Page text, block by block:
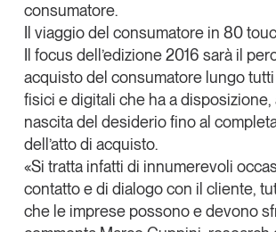
La nostra newsletter nella tua email
Iscriviti
consumatore.
Il viaggio del consumatore in 80
Il focus dell’edizione 2016 sarà il
acquisto del consumatore lungo tutti
fisici e digitali che ha a disposizione,
nascita del desiderio fino al
dell’atto di acquisto.
«Si tratta infatti di innumerevoli
contatto e di dialogo con il cliente,
che le imprese possono e devono